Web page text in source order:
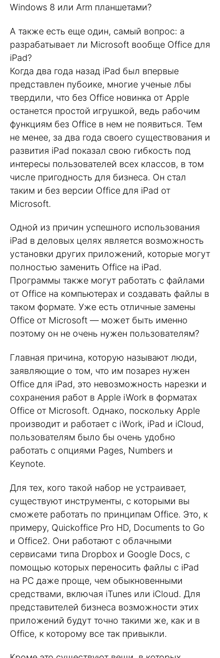
Windows 8 или Arm планшетами?
А также есть еще один, самый вопрос: а
разрабатывает ли Microsoft вообще Office для
iPad?
Когда два года назад iPad был впервые
представлен пубоике, многие ученые лбы
твердили, что без Office новинка от Apple
останется простой игрушкой, ведь рабочим
функциям без Office в нем не появиться. Тем
не менее, за два года своего существования и
развития iPad показал свою гибкость под
интересы пользователей всех классов, в том
числе пригодность для бизнеса. Он стал
таким и без версии Office для iPad от
Microsoft.
Одной из причин успешного использования
iPad в деловых целях является возможность
установки других приложений, которые могут
полностью заменить Office на iPad.
Программы также могут работать с файлами
от Office на компьютерах и создавать файлы в
таком формате. Уже есть отличные замены
Office от Microsoft — может быть именно
поэтому он не очень нужен пользователям?
Главная причина, которую называют люди,
заявляющие о том, что им позарез нужен
Office для iPad, это невозможность нарезки и
сохранения работ в Apple iWork в форматах
Office от Microsoft. Однако, поскольку Apple
производит и работает с iWork, iPad и iCloud,
пользователям было бы очень удобно
работать с опциями Pages, Numbers и
Keynote.
Для тех, кого такой набор не устраивает,
существуют инструменты, с которыми вы
сможете работать по принципам Office. Это, к
примеру, Quickoffice Pro HD, Documents to Go
и Office2. Они работают с облачными
сервисами типа Dropbox и Google Docs, с
помощью которых переносить файлы с iPad
на PC даже проще, чем обыкновенными
средствами, включая iTunes или iCloud. Для
представителей бизнеса возможности этих
приложений будут точно такими же, как и в
Office, к которому все так привыкли.